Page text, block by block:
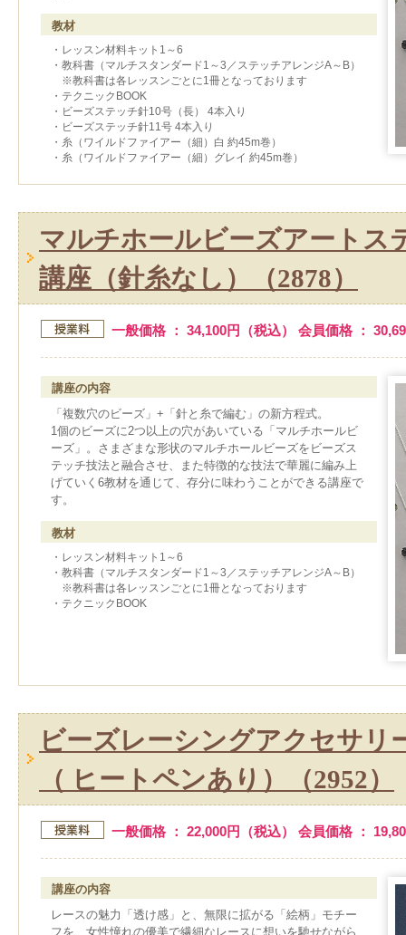
教材
・レッスン材料キット1～6
・教科書（マルチスタンダード1～3／ステッチアレンジA～B）
※教科書は各レッスンごとに1冊となっております
・テクニックBOOK
・ビーズステッチ針10号（長） 4本入り
・ビーズステッチ針11号 4本入り
・糸（ワイルドファイアー（細）白 約45m巻）
・糸（ワイルドファイアー（細）グレイ 約45m巻）
マルチホールビーズアートス
講座（針糸なし）（2878）
一般価格 ： 34,100円（税込） 会員価格 ：
講座の内容
「複数穴のビーズ」+「針と糸で編む」の新方程式。
1個のビーズに2つ以上の穴があいている「マルチホールビ
ーズ」。さまざまな形状のマルチホールビーズをビーズス
テッチ技法と融合させ、また特徴的な技法で華麗に編み上
げていく6教材を通じて、存分に味わうことができる講座で
す。
教材
・レッスン材料キット1～6
・教科書（マルチスタンダード1～3／ステッチアレンジA～B）
※教科書は各レッスンごとに1冊となっております
・テクニックBOOK
ビーズレーシングアクセサリ
（ ヒートペンあり）（2952）
一般価格 ： 22,000円（税込） 会員価格 ：
講座の内容
レースの魅力「透け感」と、無限に拡がる「絵柄」モチー
フを、女性憧れの優美で繊細なレースに想いを馳せながら